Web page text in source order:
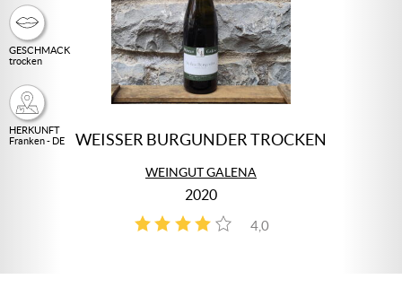
GESCHMACK
trocken
HERKUNFT
Franken - DE
WEISSER BURGUNDER TROCKEN
WEINGUT GALENA
2020
4,0
4